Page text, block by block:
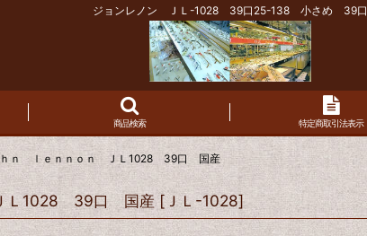
ジョンレノン ＪＬ-1028 39口25-138 小さめ 39口
商品検索 特定商取引法表示
ｎ ｌｅｎｎｏｎ ＪＬ1028 39口 国産
Ｌ1028 39口 国産 [ＪＬ-1028]